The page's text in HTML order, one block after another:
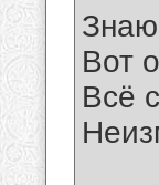
Вот
Всё